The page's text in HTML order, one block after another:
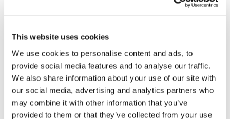
This website uses cookies
We use cookies to personalise content and ads, to
provide social media features and to analyse our traffic.
We also share information about your use of our site with
our social media, advertising and analytics partners who
may combine it with other information that you’ve
provided to them or that they’ve collected from your use
Roberto De Gaetano
News.